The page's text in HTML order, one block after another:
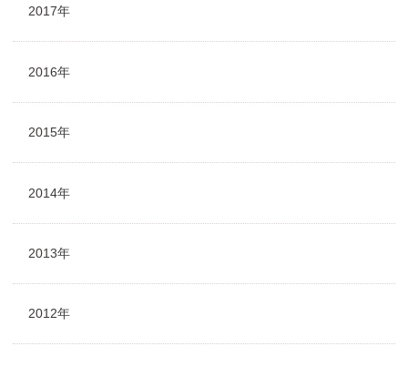
2017年
2016年
2015年
2014年
2013年
2012年